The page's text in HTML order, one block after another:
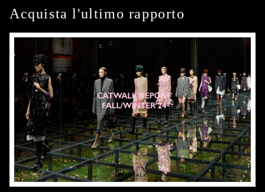
Acquista l'ultimo rapporto